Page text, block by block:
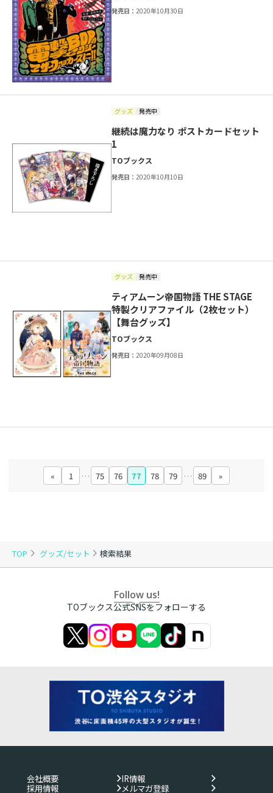
TOP グッズ/セット 検索結果
発売日：2020年10月30日
グッズ 発売中
継続は魔力なり ポストカードセット
1
TOブックス
発売日：2020年10月10日
グッズ 発売中
ティアムーン帝国物語 THE STAGE
特製クリアファイル（2枚セット）
【舞台グッズ】
TOブックス
発売日：2020年09月08日
« 1 … 75 76 77 78 79 … 89 »
Follow us!
TOブックス公式SNSをフォローする
会社概要
IR情報
採用情報
メルマガ登録